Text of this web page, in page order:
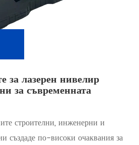
за лазерен нивелир
за съвременната
строителни, инженерни и
създаде по-високи очаквания за